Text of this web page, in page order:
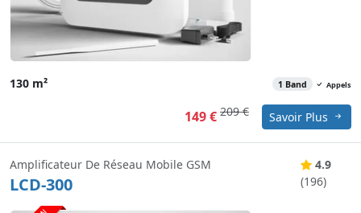
130 m² 1 Band Appels
149 € 209 € Savoir Plus
Amplificateur De Réseau Mobile GSM
LCD-300
4.9
(196)